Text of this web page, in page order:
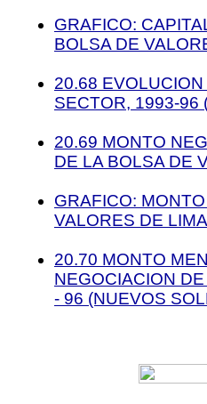
GRAFICO:
BOLSA DE
20.68
SECTOR, 1993-96
20.69 MONTO
DE LA BOLSA DE
GRAFICO:
VALORES DE
20.70 MONTO
NEGOCIACION
- 96 (NUEVOS